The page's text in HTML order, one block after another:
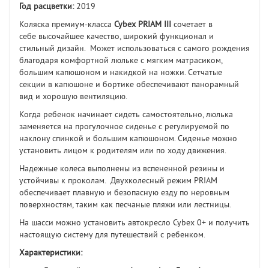
Год расцветки: 2019
Коляска премиум-класса Cybex PRIAM III сочетает в
себе высочайшее качество, широкий функционал и
стильный дизайн. Может использоваться с самого рождения
благодаря комфортной люльке с мягким матрасиком,
большим капюшоном и накидкой на ножки. Сетчатые
секции в капюшоне и бортике обеспечивают панорамный
вид и хорошую вентиляцию.
Когда ребенок начинает сидеть самостоятельно, люлька
заменяется на прогулочное сиденье с регулируемой по
наклону спинкой и большим капюшоном. Сиденье можно
установить лицом к родителям или по ходу движения.
Надежные колеса выполнены из вспененной резины и
устойчивы к проколам. Двухколесный режим PRIAM
обеспечивает плавную и безопасную езду по неровным
поверхностям, таким как песчаные пляжи или лестницы.
На шасси можно установить автокресло Cybex 0+ и получить
настоящую систему для путешествий с ребенком.
Характеристики: